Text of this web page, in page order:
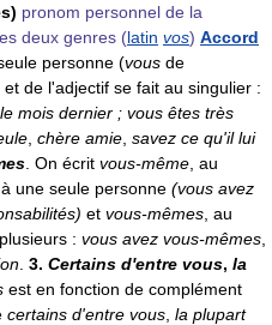
pronom personnel de la
deux genres (latin vos) Accord
personne (vous de
de l'adjectif se fait au singulier :
mois dernier ; vous êtes très
chère amie savez ce qu'il lui
. On écrit vous-même , au
une seule personne (vous avez
et vous-mêmes , au
: vous avez vous-mêmes
3. Certains d'entre vous, la
est en fonction de complément
certains d'entre vous la plupart